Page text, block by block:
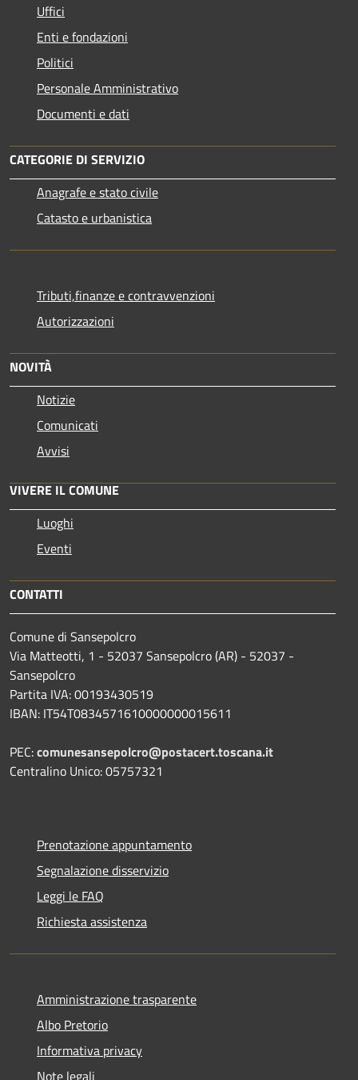
Uffici
Enti e fondazioni
Politici
Personale Amministrativo
Documenti e dati
CATEGORIE DI SERVIZIO
Anagrafe e stato civile
Catasto e urbanistica
Tributi,finanze e contravvenzioni
Autorizzazioni
NOVITÀ
Notizie
Comunicati
Avvisi
VIVERE IL COMUNE
Luoghi
Eventi
CONTATTI
Comune di Sansepolcro
Via Matteotti, 1 - 52037 Sansepolcro (AR) - 52037 -
Sansepolcro
Partita IVA: 00193430519
IBAN: IT54T0834571610000000015611
PEC:comunesansepolcro@postacert.toscana.it
Centralino Unico: 05757321
Prenotazione appuntamento
Segnalazione disservizio
Leggi le FAQ
Richiesta assistenza
Amministrazione trasparente
Albo Pretorio
Informativa privacy
Note legali